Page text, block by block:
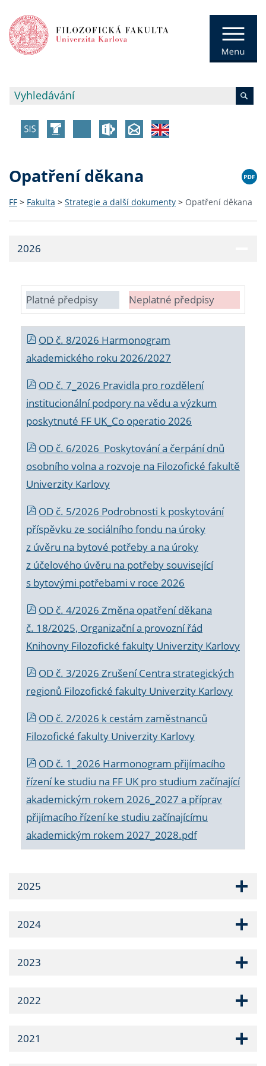
Opatření děkana
FF > Fakulta > Strategie a další dokumenty > Opatření děkana
2026
Platné předpisy Neplatné předpisy
OD č. 8/2026 Harmonogram
akademického roku 2026/2027
OD č. 7_2026 Pravidla pro rozdělení
institucionální podpory na vědu a výzkum
poskytnuté FF UK_Co operatio 2026
OD č. 6/2026 Poskytování a čerpání dnů
osobního volna a rozvoje na Filozofické fakultě
Univerzity Karlovy
OD č. 5/2026 Podrobnosti k poskytování
příspěvku ze sociálního fondu na úroky
z úvěru na bytové potřeby a na úroky
z účelového úvěru na potřeby související
s bytovými potřebami v roce 2026
OD č. 4/2026 Změna opatření děkana
č. 18/2025, Organizační a provozní řád
Knihovny Filozofické fakulty Univerzity Karlovy
OD č. 3/2026 Zrušení Centra strategických
regionů Filozofické fakulty Univerzity Karlovy
OD č. 2/2026 k cestám zaměstnanců
Filozofické fakulty Univerzity Karlovy
OD č. 1_2026 Harmonogram přijímacího
řízení ke studiu na FF UK pro studium začínající
akademickým rokem 2026_2027 a příprav
přijímacího řízení ke studiu začínajícímu
akademickým rokem 2027_2028.pdf
2025
2024
2023
2022
2021